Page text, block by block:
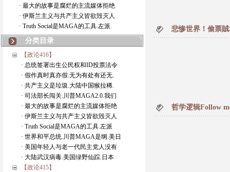
· 最大的故事是腐烂的主流媒体拒绝
· 伊斯兰主义与共产主义皆欲毁灭人
· Truth Social是MAGA的工具.左派
分类目录
【政论416】
· 总统签署出生公民权和ID投票法令
· 假作真时真亦假.无为有处有还无.
· 共产主义是垃圾.大陆中国猴拉稀.
· 司法部长闯关.川普MAGA2.0.我们
· 最大的故事是腐烂的主流媒体拒绝
· 伊斯兰主义与共产主义皆欲毁灭人
· Truth Social是MAGA的工具.左派
· 世界和平总统.川普MAGA是纲.美日
· 美国年轻人与老一代民主党人没有
· 大陆武汉病毒.美国绿野仙踪.日本
【政论415】
悲惨世界！偷票
哲学逻辑Follow